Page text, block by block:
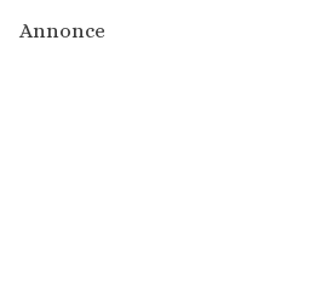
Annonce